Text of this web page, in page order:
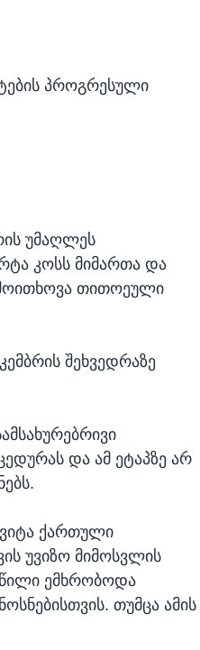
პროგრესული
უმაღლეს
კოსს მიმართა და
მოითხოვა თითოეული
შეხვედრაზე
და ამ ეტაპზე არ
ქართული
უვიზო მიმოსვლის
ემხრობოდა
თუმცა ამის